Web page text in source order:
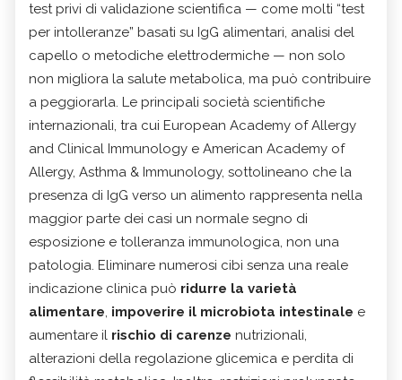
test privi di validazione scientifica — come molti “test
per intolleranze” basati su IgG alimentari, analisi del
capello o metodiche elettrodermiche — non solo
non migliora la salute metabolica, ma può contribuire
a peggiorarla. Le principali società scientifiche
internazionali, tra cui European Academy of Allergy
and Clinical Immunology e American Academy of
Allergy, Asthma & Immunology, sottolineano che la
presenza di IgG verso un alimento rappresenta nella
maggior parte dei casi un normale segno di
esposizione e tolleranza immunologica, non una
patologia. Eliminare numerosi cibi senza una reale
indicazione clinica può ridurre la varietà
alimentare, impoverire il microbiota intestinale e
aumentare il rischio di carenze nutrizionali,
alterazioni della regolazione glicemica e perdita di